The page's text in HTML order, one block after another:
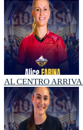
AL CENTRO